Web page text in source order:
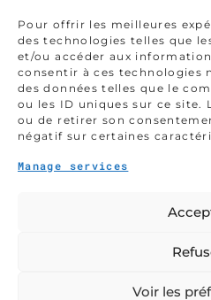
Pour offrir les meilleures
des technologies telles que
et/ou accéder aux
consentir à ces technologies
des données telles que le
ou les ID uniques sur ce site.
ou de retirer son
négatif sur certaines
Manage services
Voir les
* champs obligatoires
hCaptcha